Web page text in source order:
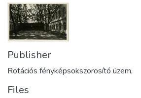
Publisher
Rotációs fényképsokszorosító üzem,
Files